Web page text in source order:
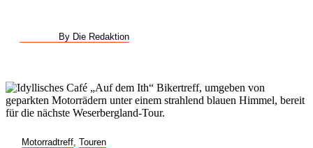
By Die Redaktion
Motorradtreff Touren